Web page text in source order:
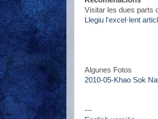
Visitar les dues parts
Llegiu l'excel·lent
Algunes Fotos
2010-05-Khao Sok
---